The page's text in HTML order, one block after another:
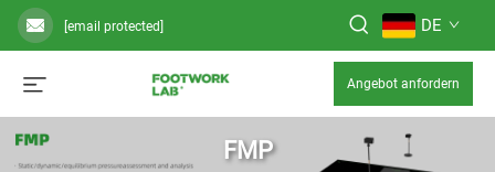
[email protected] DE
Angebot anfordern
FMP